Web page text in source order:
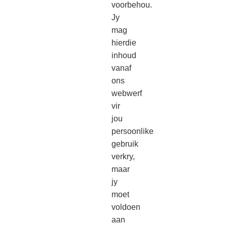
voorbehou.
Jy
mag
hierdie
inhoud
vanaf
ons
webwerf
vir
jou
persoonlike
gebruik
verkry,
maar
jy
moet
voldoen
aan